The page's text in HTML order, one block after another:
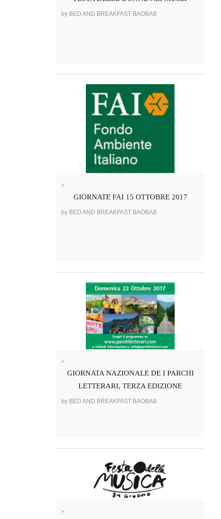
by BED AND BREAKFAST BAOBAB
>
GIORNATE FAI 15 OTTOBRE 2017
by BED AND BREAKFAST BAOBAB
>
GIORNATA NAZIONALE DE I PARCHI
LETTERARI, TERZA EDIZIONE
by BED AND BREAKFAST BAOBAB
>